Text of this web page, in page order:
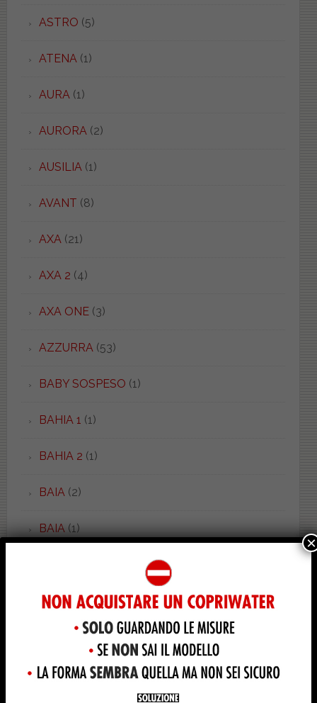
ASTRO (5)
ATENA (1)
AURA (1)
AURORA (2)
AUSILIA (1)
AVANT (8)
AXA (21)
AXA 2 (4)
AXA ONE(3)
AZZURRA (53)
BABY SOSPESO (1)
BAHIA 1 (1)
BAHIA 2 (1)
BAIA (2)
BAIA (1)
BAMBY(1)
BELLA EPOQUE(8)
BELLE ARTI(1)
×